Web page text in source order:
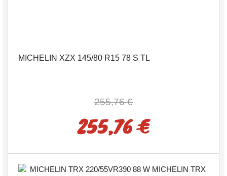
MICHELIN XZX 145/80 R15 78 S TL
255,76 €
255,76 €